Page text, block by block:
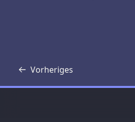
Vorheriges
Transkript